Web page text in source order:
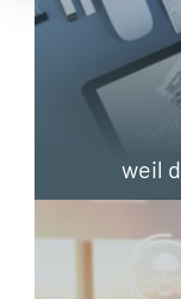
weil